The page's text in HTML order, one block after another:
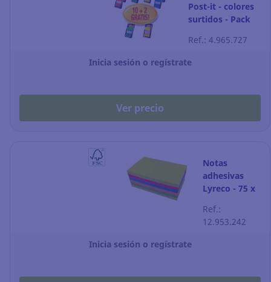
Post-it - colores
surtidos - Pack
Ref.: 4.965.727
Inicia sesión o regístrate
Ver precio
Notas
adhesivas
Lyreco - 75 x
color
summer - 6
Ref.:
12.953.242
Inicia sesión o regístrate